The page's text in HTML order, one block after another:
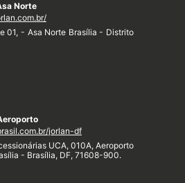
Norte
01, - Asa Norte Brasília - Distrito
jorlan-df
UCA, 010A, Aeroporto
- Brasília, DF, 71608-900.